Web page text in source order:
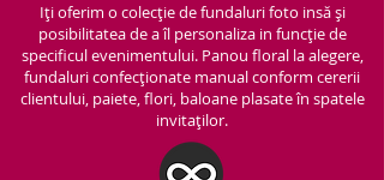
Iți oferim o colecție de fundaluri foto insă și
posibilitatea de a îl personaliza in funcție de
specificul evenimentului. Panou floral la alegere,
fundaluri confecționate manual conform cererii
clientului, paiete, flori, baloane plasate în spatele
invitaților.